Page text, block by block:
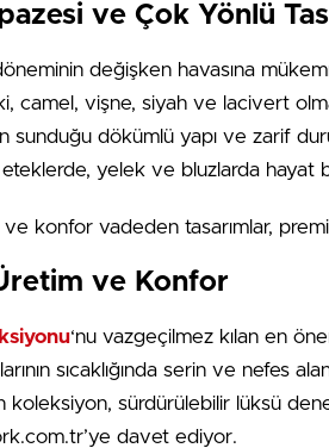
ve Çok Yönlü
değişken havasına
camel, vişne, siyah ve lacivert
sunduğu dökümlü yapı ve zarif
eteklerde, yelek ve bluzlarda hayat
konfor vadeden tasarımlar,
ve Konfor
‘nu vazgeçilmez kılan en
sıcaklığında serin ve nefes
koleksiyon, sürdürülebilir lüksü
davet ediyor.